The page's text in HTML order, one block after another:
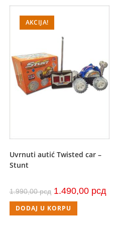
AKCIJA!
Uvrnuti autić Twisted car –
Stunt
1.990,00рсд Originalna
cena
je
bila:
1.990,00 рсд.
1.490,00 рсд
cena
DODAJ U KORPU